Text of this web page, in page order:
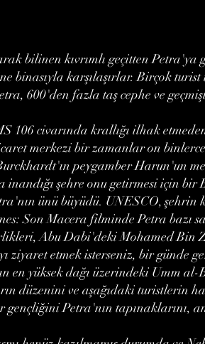
bilinen kıvrımlı geçitten
binasıyla karşılaşırlar. Birçok
600'den fazla taş cephe ve
106 civarında krallığı ilhak
merkezi bir zamanlar on
peygamber Harun'un
inandığı şehre onu getirmesi için
ünü büyüdü. UNESCO, şehrin
Son Macera filminde Petra bazı
Abu Dabi'deki Mohamed Bin
ziyaret etmek isterseniz, bir günde
en yüksek dağı üzerindeki Umm
düzenini ve aşağıdaki turistlerin
gençliğini Petra'nın tapınaklarını,